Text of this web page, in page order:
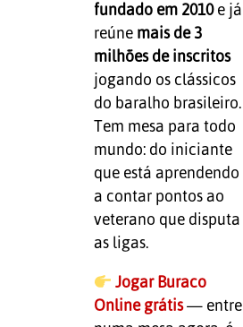
fundado em 2010e já
reúne mais de 3
milhões de inscritos
jogando os clássicos
do baralho brasileiro.
Tem mesa para todo
mundo: do iniciante
que está aprendendo
a contar pontos ao
veterano que disputa
as ligas.
Jogar Buraco
Online grátis— entre